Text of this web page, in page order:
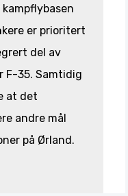
er prioritert
del av
F-35. Samtidig
at det
andre mål
på Ørland.